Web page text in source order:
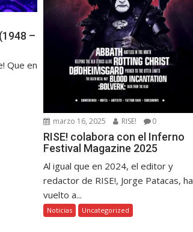
–
Que en
marzo 16, 2025 RISE! 0
RISE! colabora con el Inferno
Festival Magazine 2025
Al igual que en 2024, el editor y
redactor de RISE!, Jorge Patacas, ha
vuelto a...
Noticias Uncategorized